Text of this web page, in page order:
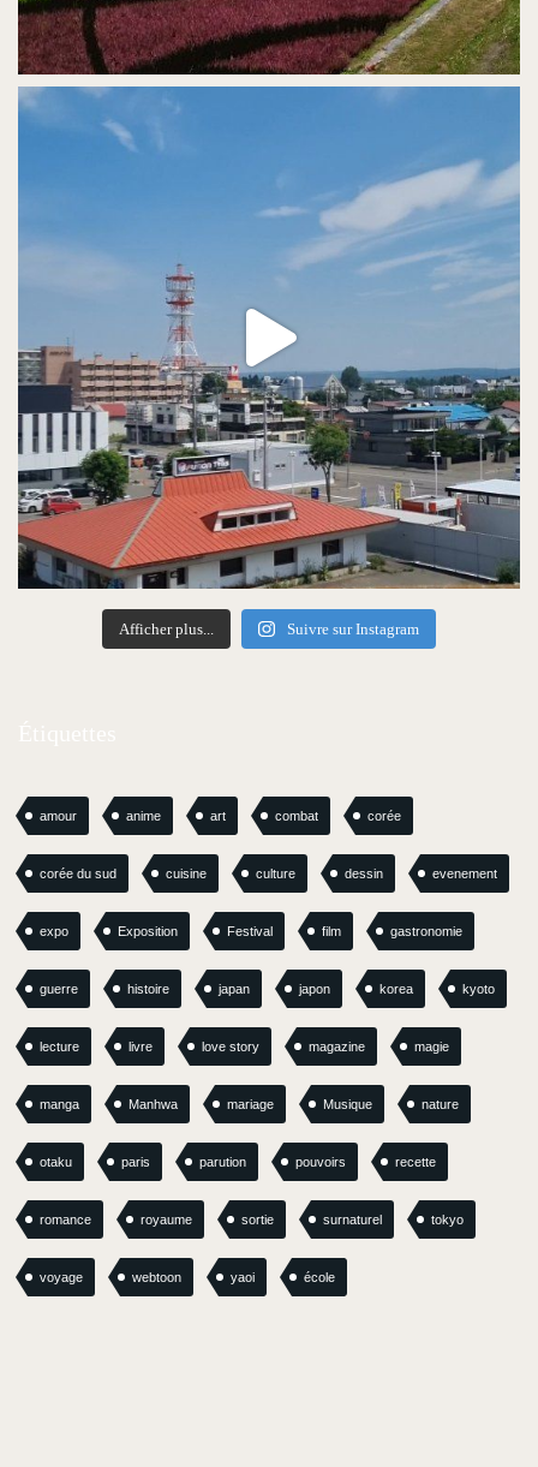
Afficher plus... Suivre sur Instagram
amour anime art combat corée
corée du sud cuisine culture dessin evenement
expo Exposition Festival film gastronomie
guerre histoire japan japon korea kyoto
lecture livre love story magazine magie
manga Manhwa mariage Musique nature
otaku paris parution pouvoirs recette
romance royaume sortie surnaturel tokyo
voyage webtoon yaoi école